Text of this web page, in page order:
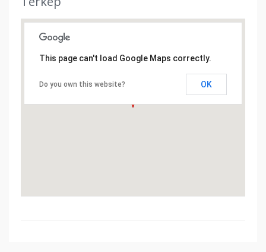
This page can't load Google Maps correctly.
Do you own this website? OK